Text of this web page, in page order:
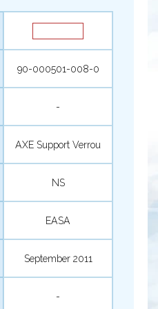
90-000501-008-0
-
AXE Support Verrou
NS
EASA
September 2011
-